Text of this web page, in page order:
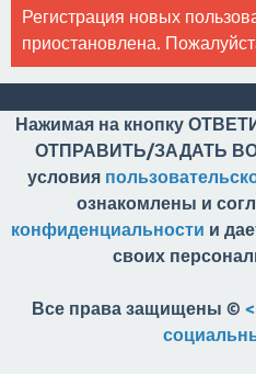
Регистрация новых
приостановлена.
Нажимая на кнопку
ОТПРАВИТЬ/ЗАДАТЬ
условия
ознакомлены и
конфиденциальности и
своих
Все права защищены ©